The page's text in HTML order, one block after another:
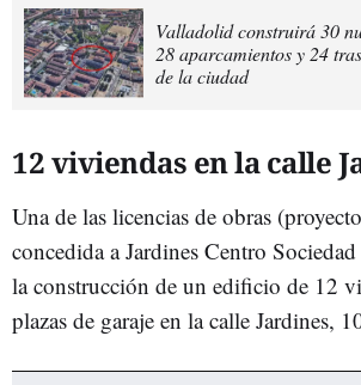
Valladolid construirá 30
28 aparcamientos y 24
de la ciudad
12 viviendas en la calle
Una de las licencias de obras
concedida a Jardines Centro
la construcción de un edificio de 12
plazas de garaje en la calle Jardines,